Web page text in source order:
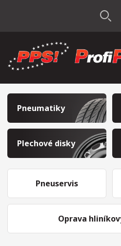
Pneumatiky
Plechové disky
Pneuservis
Oprava